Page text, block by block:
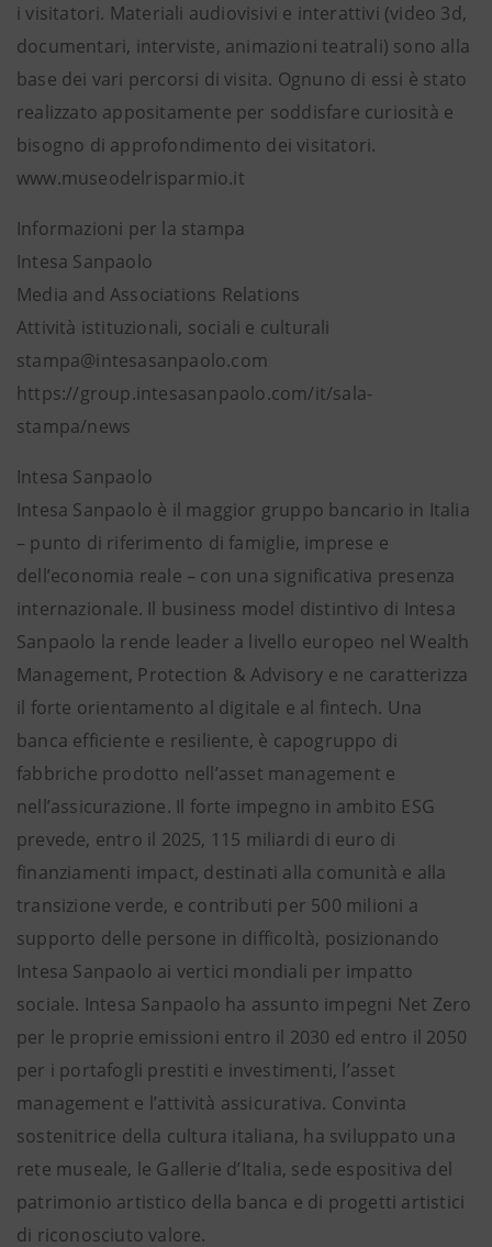
i visitatori. Materiali audiovisivi e interattivi (video 3d,
documentari, interviste, animazioni teatrali) sono alla
base dei vari percorsi di visita. Ognuno di essi è stato
realizzato appositamente per soddisfare curiosità e
bisogno di approfondimento dei visitatori.
www.museodelrisparmio.it
Informazioni per la stampa
Intesa Sanpaolo
Media and Associations Relations
Attività istituzionali, sociali e culturali
stampa@intesasanpaolo.com
https://group.intesasanpaolo.com/it/sala-
stampa/news
Intesa Sanpaolo
Intesa Sanpaolo è il maggior gruppo bancario in Italia
– punto di riferimento di famiglie, imprese e
dell’economia reale – con una significativa presenza
internazionale. Il business model distintivo di Intesa
Sanpaolo la rende leader a livello europeo nel Wealth
Management, Protection & Advisory e ne caratterizza
il forte orientamento al digitale e al fintech. Una
banca efficiente e resiliente, è capogruppo di
fabbriche prodotto nell’asset management e
nell’assicurazione. Il forte impegno in ambito ESG
prevede, entro il 2025, 115 miliardi di euro di
finanziamenti impact, destinati alla comunità e alla
transizione verde, e contributi per 500 milioni a
supporto delle persone in difficoltà, posizionando
Intesa Sanpaolo ai vertici mondiali per impatto
sociale. Intesa Sanpaolo ha assunto impegni Net Zero
per le proprie emissioni entro il 2030 ed entro il 2050
per i portafogli prestiti e investimenti, l’asset
management e l’attività assicurativa. Convinta
sostenitrice della cultura italiana, ha sviluppato una
rete museale, le Gallerie d’Italia, sede espositiva del
patrimonio artistico della banca e di progetti artistici
di riconosciuto valore.